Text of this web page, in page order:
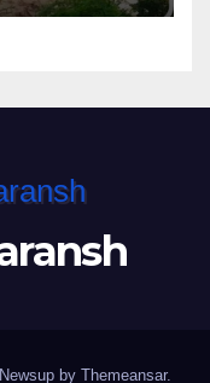
by Themeansar.